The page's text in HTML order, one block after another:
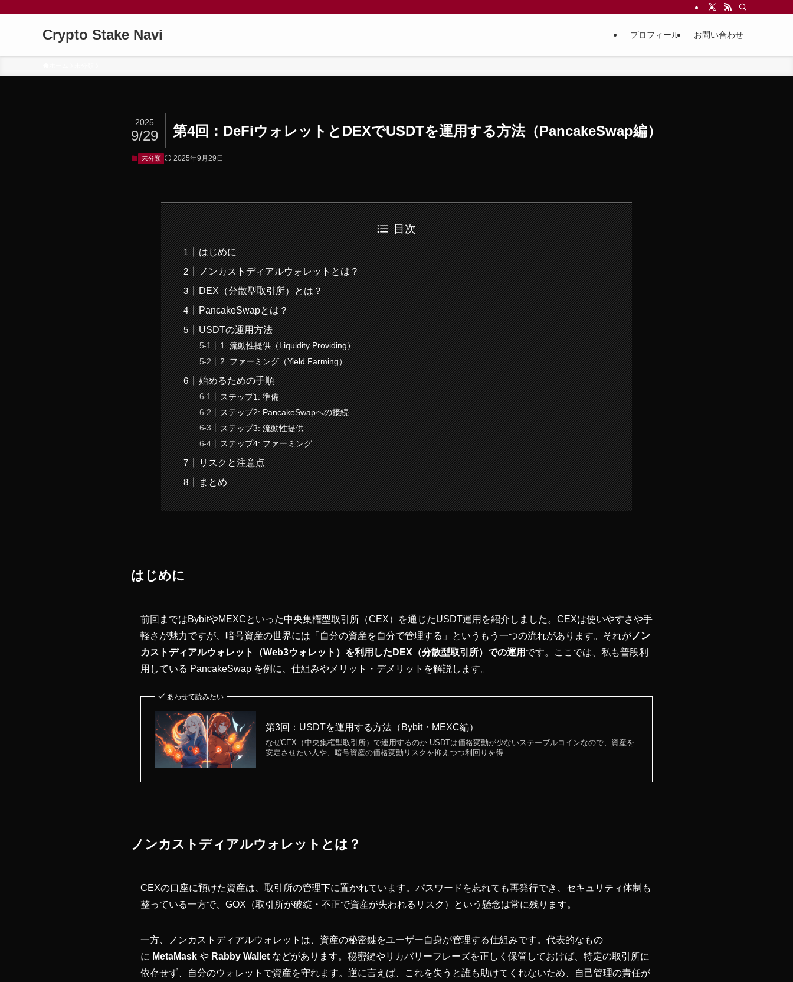
Crypto Stake Navi プロフィール お問い合わせ
第4回：DeFiウォレットとDEXでUSDTを運用する方法（PancakeSwap編）
2025
9/29
未分類 2025年9月29日
目次
はじめに
ノンカストディアルウォレットとは？
DEX（分散型取引所）とは？
PancakeSwapとは？
USDTの運用方法
1. 流動性提供（Liquidity Providing）
2. ファーミング（Yield Farming）
始めるための手順
ステップ1: 準備
ステップ2: PancakeSwapへの接続
ステップ3: 流動性提供
ステップ4: ファーミング
リスクと注意点
まとめ
はじめに
前回まではBybitやMEXCといった中央集権型取引所（CEX）を通じたUSDT運用を紹介しました。CEXは使いやすさや手
軽さが魅力ですが、暗号資産の世界には「自分の資産を自分で管理する」というもう一つの流れがあります。それが ノン
カストディアルウォレット（Web3ウォレット）を利用したDEX（分散型取引所）での運用 です。ここでは、私も普段利
用している PancakeSwap を例に、仕組みやメリット・デメリットを解説します。
あわせて読みたい
第3回：USDTを運用する方法（Bybit・MEXC編）
なぜCEX（中央集権型取引所）で運用するのか USDTは価格変動が少ないステーブルコインなので、資産を
安定させたい人や、暗号資産の価格変動リスクを抑えつつ利回りを得…
ノンカストディアルウォレットとは？
CEXの口座に預けた資産は、取引所の管理下に置かれています。パスワードを忘れても再発行でき、セキュリティ体制も
整っている一方で、GOX（取引所が破綻・不正で資産が失われるリスク）という懸念は常に残ります。
一方、ノンカストディアルウォレットは、資産の秘密鍵をユーザー自身が管理する仕組みです。代表的なもの
に MetaMask や Rabby Wallet などがあります。秘密鍵やリカバリーフレーズを正しく保管しておけば、特定の取引所に
依存せず、自分のウォレットで資産を守れます。逆に言えば、これを失うと誰も助けてくれないため、自己管理の責任が